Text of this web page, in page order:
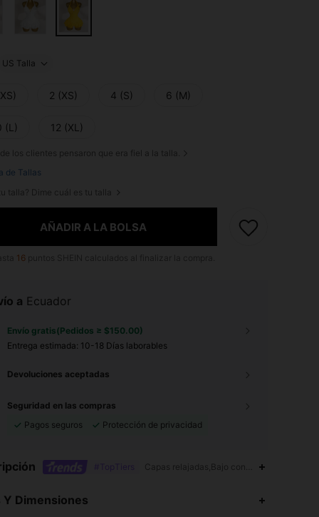
US Talla
2 (XS) 4 (S) 6 (M)
(L) 12 (XL)
de los clientes pensaron que era fiel a la talla.
de Tallas
talla? Dime cuál es tu talla
AÑADIR A LA BOLSA
16
a Ecuador
Envío gratis(Pedidos ≥ $150.00)
Entrega estimada: 10-18 Días laborables
Devoluciones aceptadas
Seguridad en las compras
Pagos seguros
Protección de privacidad
Capas relajadas,Bajo con
Y Dimensiones
4.78